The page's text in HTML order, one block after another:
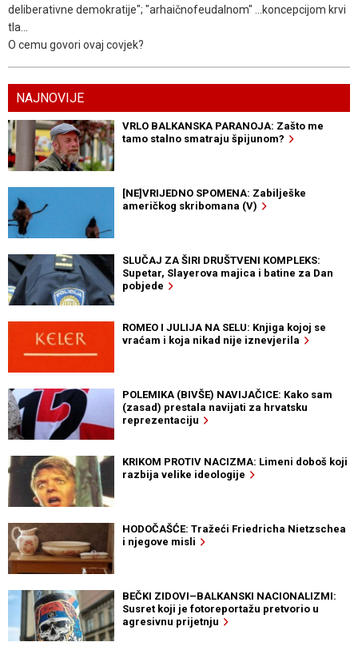
deliberativne demokratije"; "arhaičnofeudalnom" ...koncepcijom krvi
tla...
O cemu govori ovaj covjek?
NAJNOVIJE
VRLO BALKANSKA PARANOJA: Zašto me
tamo stalno smatraju špijunom?
[NE]VRIJEDNO SPOMENA: Zabilješke
američkog skribomana (V)
SLUČAJ ZA ŠIRI DRUŠTVENI KOMPLEKS:
Supetar, Slayerova majica i batine za Dan
pobjede
ROMEO I JULIJA NA SELU: Knjiga kojoj se
vraćam i koja nikad nije iznevjerila
POLEMIKA (BIVŠE) NAVIJAČICE: Kako sam
(zasad) prestala navijati za hrvatsku
reprezentaciju
KRIKOM PROTIV NACIZMA: Limeni doboš koji
razbija velike ideologije
HODOČAŠĆE: Tražeći Friedricha Nietzschea
i njegove misli
BEČKI ZIDOVI–BALKANSKI NACIONALIZMI:
Susret koji je fotoreportažu pretvorio u
agresivnu prijetnju